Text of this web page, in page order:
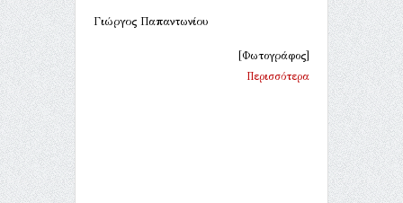
Γιώργος Παπαντωνίου
[Φωτογράφος]
Περισσότερα